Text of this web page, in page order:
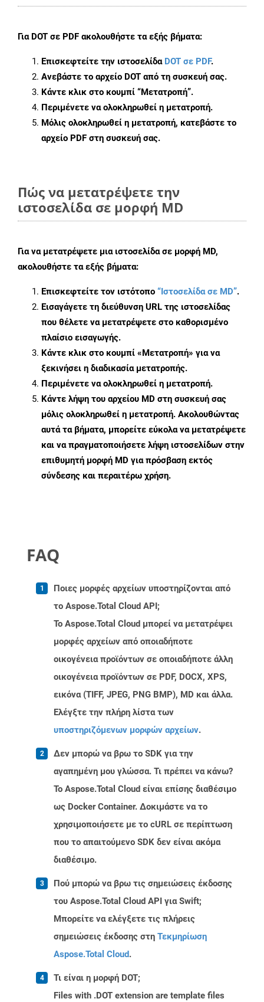
Για DOT σε PDF ακολουθήστε τα εξής βήματα:
Επισκεφτείτε την ιστοσελίδα DOT σε PDF.
Ανεβάστε το αρχείο DOT από τη συσκευή σας.
Κάντε κλικ στο κουμπί “Μετατροπή”.
Περιμένετε να ολοκληρωθεί η μετατροπή.
Μόλις ολοκληρωθεί η μετατροπή, κατεβάστε το
αρχείο PDF στη συσκευή σας.
Πώς να μετατρέψετε την
ιστοσελίδα σε μορφή MD
Για να μετατρέψετε μια ιστοσελίδα σε μορφή MD,
ακολουθήστε τα εξής βήματα:
Επισκεφτείτε τον ιστότοπο “Ιστοσελίδα σε MD”.
Εισαγάγετε τη διεύθυνση URL της ιστοσελίδας
που θέλετε να μετατρέψετε στο καθορισμένο
πλαίσιο εισαγωγής.
Κάντε κλικ στο κουμπί «Μετατροπή» για να
ξεκινήσει η διαδικασία μετατροπής.
Περιμένετε να ολοκληρωθεί η μετατροπή.
Κάντε λήψη του αρχείου MD στη συσκευή σας
μόλις ολοκληρωθεί η μετατροπή. Ακολουθώντας
αυτά τα βήματα, μπορείτε εύκολα να μετατρέψετε
και να πραγματοποιήσετε λήψη ιστοσελίδων στην
επιθυμητή μορφή MD για πρόσβαση εκτός
σύνδεσης και περαιτέρω χρήση.
FAQ
Ποιες μορφές αρχείων υποστηρίζονται από
το Aspose.Total Cloud API;
Το Aspose.Total Cloud μπορεί να μετατρέψει
μορφές αρχείων από οποιαδήποτε
οικογένεια προϊόντων σε οποιαδήποτε άλλη
οικογένεια προϊόντων σε PDF, DOCX, XPS,
εικόνα (TIFF, JPEG, PNG BMP), MD και άλλα.
Ελέγξτε την πλήρη λίστα των
υποστηριζόμενων μορφών αρχείων.
Δεν μπορώ να βρω το SDK για την
αγαπημένη μου γλώσσα. Τι πρέπει να κάνω?
Το Aspose.Total Cloud είναι επίσης διαθέσιμο
ως Docker Container. Δοκιμάστε να το
χρησιμοποιήσετε με το cURL σε περίπτωση
που το απαιτούμενο SDK δεν είναι ακόμα
διαθέσιμο.
Πού μπορώ να βρω τις σημειώσεις έκδοσης
του Aspose.Total Cloud API για Swift;
Μπορείτε να ελέγξετε τις πλήρεις
σημειώσεις έκδοσης στη Τεκμηρίωση
Aspose.Total Cloud.
Τι είναι η μορφή DOT;
Files with .DOT extension are template files